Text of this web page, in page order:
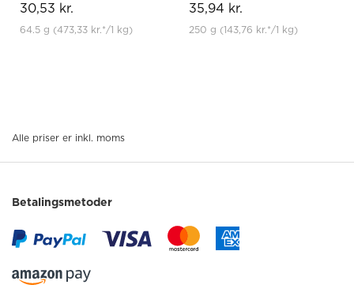
30,53 kr.
64.5 g (473,33 kr.*/1 kg)
35,94 kr.
250 g (143,76 kr.*/1 kg)
Alle priser er inkl. moms
Betalingsmetoder